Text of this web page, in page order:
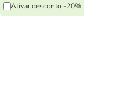
Ativar desconto -20%